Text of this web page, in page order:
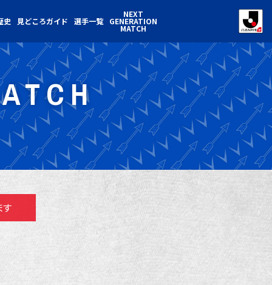
史 見どころガイド 選手一覧
NEXT
GENERATION
MATCH